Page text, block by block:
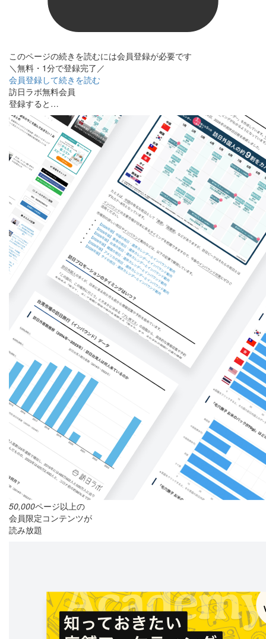
このページの続きを読むには会員登録が必要です
＼無料・1分で登録完了／
会員登録して続きを読む
訪日ラボ無料会員
登録すると…
50,000ページ以上の
会員限定コンテンツが
読み放題